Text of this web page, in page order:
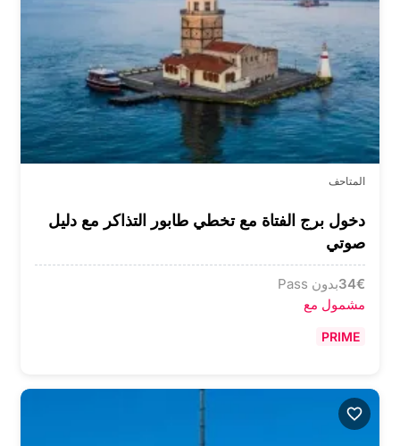
المتاحف
دخول برج الفتاة مع تخطي طابور التذاكر مع دليل
صوتي
€
34بدون Pass
مشمول مع
PRIME